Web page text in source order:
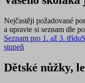
Nejčastěji požadované
a upravte si seznam dle
Seznam pro 1. až 3. třídu
stupeň
Dětské nůžky,